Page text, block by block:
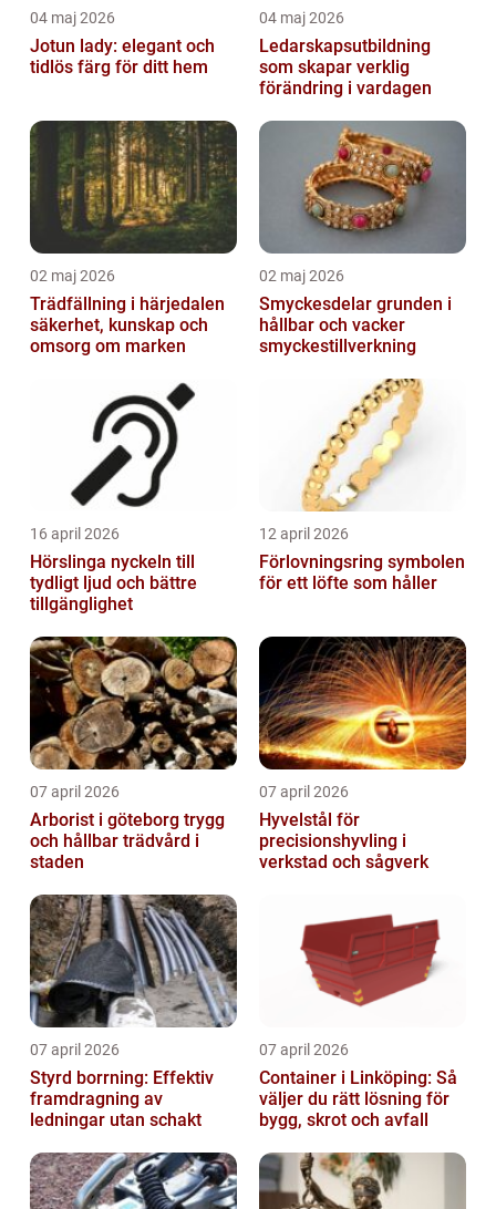
04 maj 2026
Jotun lady: elegant och
tidlös färg för ditt hem
04 maj 2026
Ledarskapsutbildning
som skapar verklig
förändring i vardagen
02 maj 2026
Trädfällning i härjedalen
säkerhet, kunskap och
omsorg om marken
02 maj 2026
Smyckesdelar grunden i
hållbar och vacker
smyckestillverkning
16 april 2026
Hörslinga nyckeln till
tydligt ljud och bättre
tillgänglighet
12 april 2026
Förlovningsring symbolen
för ett löfte som håller
07 april 2026
Arborist i göteborg trygg
och hållbar trädvård i
staden
07 april 2026
Hyvelstål för
precisionshyvling i
verkstad och sågverk
07 april 2026
Styrd borrning: Effektiv
framdragning av
ledningar utan schakt
07 april 2026
Container i Linköping: Så
väljer du rätt lösning för
bygg, skrot och avfall